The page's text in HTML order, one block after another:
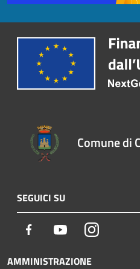
Comune di
SEGUICI SU
Facebook YoutubeInstagram
AMMINISTRAZIONE